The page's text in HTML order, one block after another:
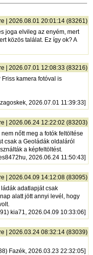
| 2026.08.01 20:01:14 (83261)
joga elvileg az enyém, mert
közös találat. Ez így ok? A
| 2026.07.01 12:08:33 (83216)
kamera fotóval is
2026.07.01 11:39:33]
| 2026.06.24 12:22:02 (83203)
nőtt meg a fotók feltöltése
csak a Geoládák oldaláról
a képfeltöltést.
2026.06.24 11:50:43]
| 2026.04.09 14:12:08 (83095)
adatlapját csak
alatt jött annyi levél, hogy
kia71, 2026.04.09 10:33:06]
| 2026.03.24 08:32:14 (83039)
Fazék, 2026.03.23 22:32:05]